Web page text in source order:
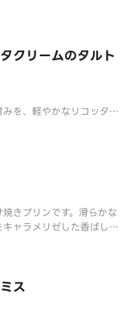
ャラメリゼ～
ームのタルト
クリームのタルト
を、軽やかなリコッタク
きプリンです。滑らかな
ャラメリゼした香ばしさ
ス